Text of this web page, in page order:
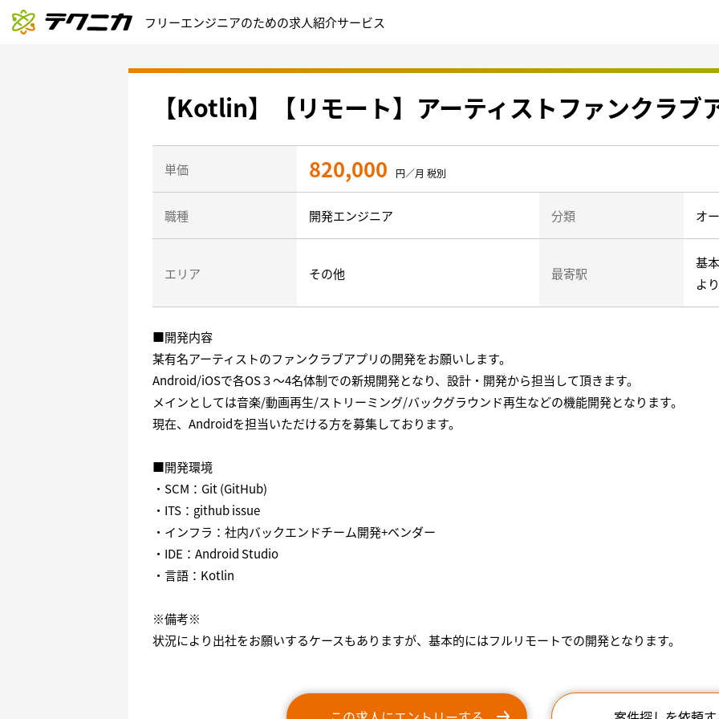
フリーエンジニアのための求人紹介サービス
【Kotlin】【リモート】アーティストファンクラブ
単価 820,000 円／月 税別
職種 開発エンジニア 分類 オ
エリア その他 最寄駅
基
よ
■開発内容
某有名アーティストのファンクラブアプリの開発をお願いします。
Android/iOSで各OS３～4名体制での新規開発となり、設計・開発から担当して頂きます。
メインとしては音楽/動画再生/ストリーミング/バックグラウンド再生などの機能開発となります。
現在、Androidを担当いただける方を募集しております。
■開発環境
・SCM：Git (GitHub)
・ITS：github issue
・インフラ：社内バックエンドチーム開発+ベンダー
・IDE：Android Studio
・言語：Kotlin
※備考※
状況により出社をお願いするケースもありますが、基本的にはフルリモートでの開発となります。